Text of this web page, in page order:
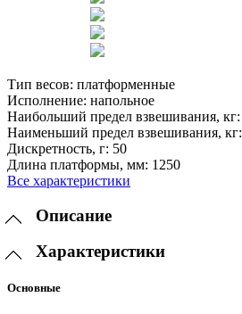
Тип весов: платформенные
Исполнение: напольное
Наибольший предел взвешивания, кг:
Наименьший предел взвешивания, кг:
Дискретность, г: 50
Длина платформы, мм: 1250
Все характеристики
Описание
Характеристики
Основные